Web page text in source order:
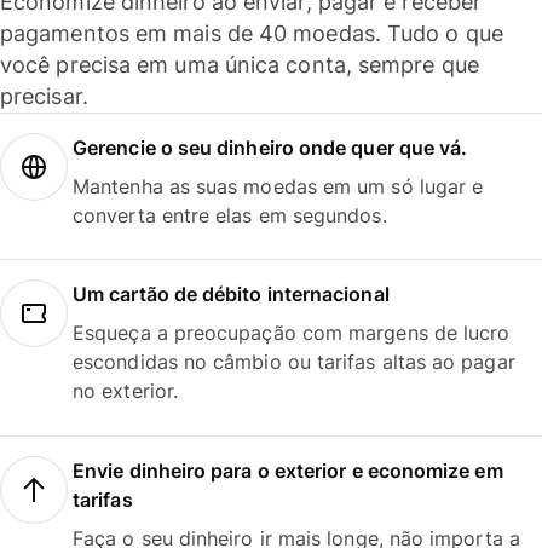
pagamentos em mais de 40 moedas. Tudo o que
você precisa em uma única conta, sempre que
precisar.
Gerencie o seu dinheiro onde quer que vá.
Mantenha as suas moedas em um só lugar e
converta entre elas em segundos.
Um cartão de débito internacional
Esqueça a preocupação com margens de lucro
escondidas no câmbio ou tarifas altas ao pagar
no exterior.
Envie dinheiro para o exterior e economize em
tarifas
Faça o seu dinheiro ir mais longe, não importa a